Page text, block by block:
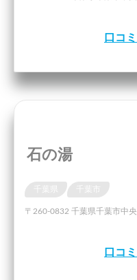
口コ
石の湯
千葉県 千葉市
〒260-0832 千葉県千葉市中
口コ